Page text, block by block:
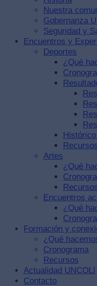
Nuestra
Gobernanza
Seguridad y
Encuentros y
Deportes
¿Qué
Artes
¿Qué
Encuentros
¿Qué
Formación y
¿Qué
Cronograma
Recursos
Actualidad UNCOLI
Contacto